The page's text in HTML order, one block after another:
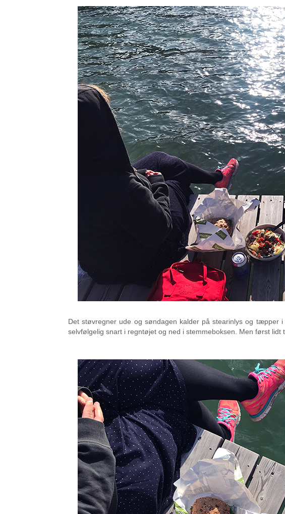
Det støvregner ude og søndagen kalder på stearinlys og tæpper
selvfølgelig snart i regntøjet og ned i stemmeboksen. Men først lidt